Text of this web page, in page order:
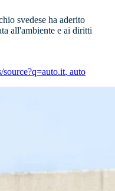
svedese ha aderito
all'ambiente e ai diritti
, auto